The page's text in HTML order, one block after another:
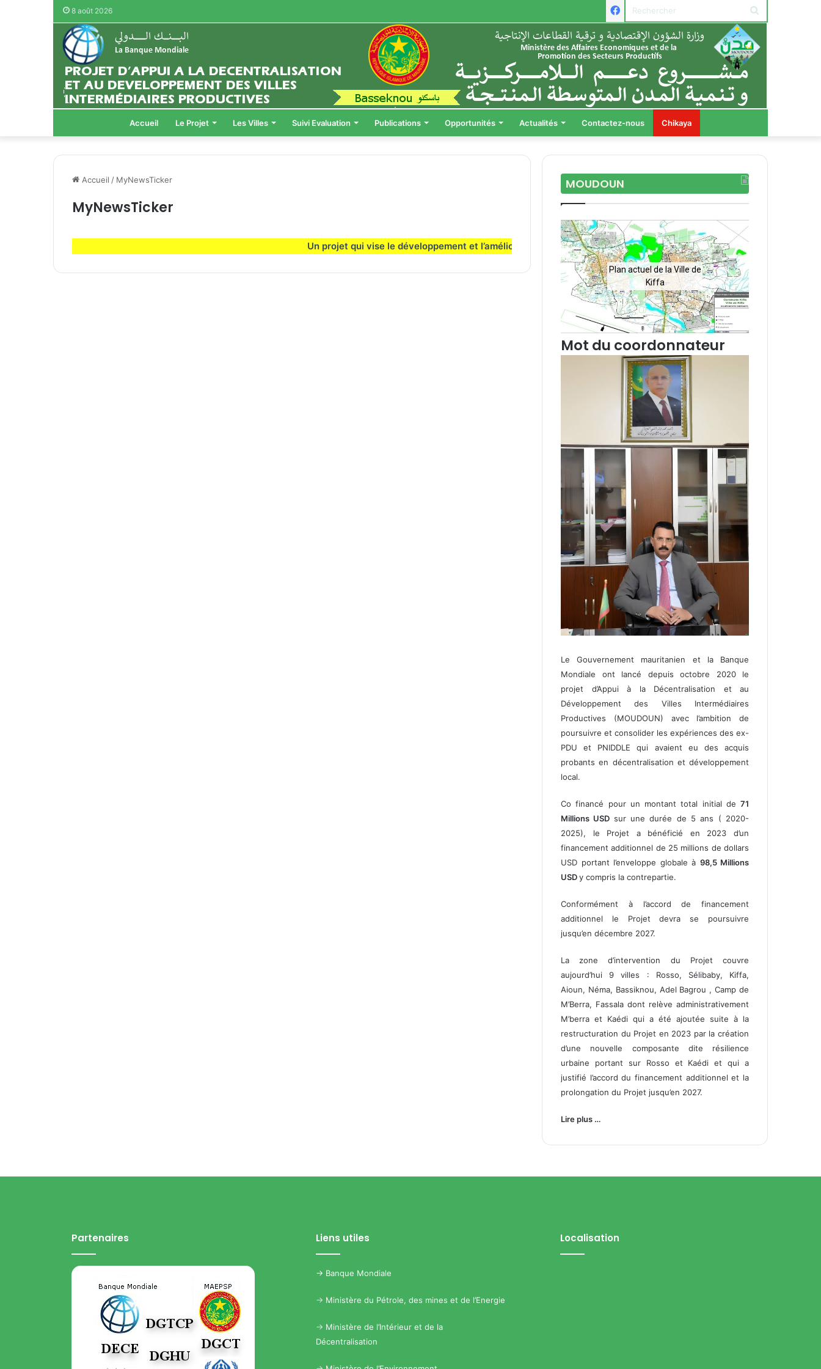
8 août 2026 Facebook
Accueil Le Projet Les Villes Suivi Evaluation Publications Opportunités Actualités Contactez-nous Chikaya
Accueil / MyNewsTicker
MyNewsTicker
Un projet qui vise le développement et l’amélioration des infrastructures
MOUDOUN
Plan actuel de la Ville de
Kiffa
Mot du coordonnateur
Le Gouvernement mauritanien et la Banque
Mondiale ont lancé depuis octobre 2020 le
projet d’Appui à la Décentralisation et au
Développement des Villes Intermédiaires
Productives (MOUDOUN) avec l’ambition de
poursuivre et consolider les expériences des ex-
PDU et PNIDDLE qui avaient eu des acquis
probants en décentralisation et développement
local.
Co financé pour un montant total initial de 71
Millions USD sur une durée de 5 ans ( 2020-
2025), le Projet a bénéficié en 2023 d’un
financement additionnel de 25 millions de dollars
USD portant l’enveloppe globale à 98,5 Millions
USDy compris la contrepartie.
Conformément à l’accord de financement
additionnel le Projet devra se poursuivre
jusqu’en décembre 2027.
La zone d’intervention du Projet couvre
aujourd’hui 9 villes : Rosso, Sélibaby, Kiffa,
Aioun, Néma, Bassiknou, Adel Bagrou , Camp de
M’Berra, Fassala dont relève administrativement
M’berra et Kaédi qui a été ajoutée suite à la
restructuration du Projet en 2023 par la création
d’une nouvelle composante dite résilience
urbaine portant sur Rosso et Kaédi et qui a
justifié l’accord du financement additionnel et la
prolongation du Projet jusqu’en 2027.
Lire plus …
Partenaires Liens utiles
-> Banque Mondiale
-> Ministère du Pétrole, des mines et de l’Energie
-> Ministère de l’Intérieur et de la
Décentralisation
Localisation